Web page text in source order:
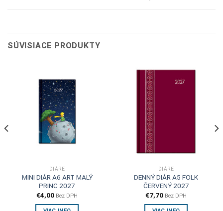
SÚVISIACE PRODUKTY
DIÁRE
MINI DIÁR A6 ART MALÝ
PRINC 2027
€4,00 Bez DPH
DIÁRE
DENNÝ DIÁR A5 FOLK
ČERVENÝ 2027
€7,70 Bez DPH